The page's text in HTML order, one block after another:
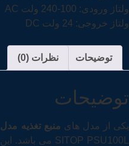
ولتاژ ورودی: 100-240 ولت AC
ولتاژ خروجی: 24 ولت DC
توضیحات نظرات (0)
توضیحات
یکی از مدل های منبع تغذیه مدل 6EP1336-1LB00 زیمنس